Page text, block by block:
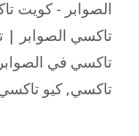
الصوابر - كويت
تاكسي الصوابر |
تاكسي في
تاكسي, كيو